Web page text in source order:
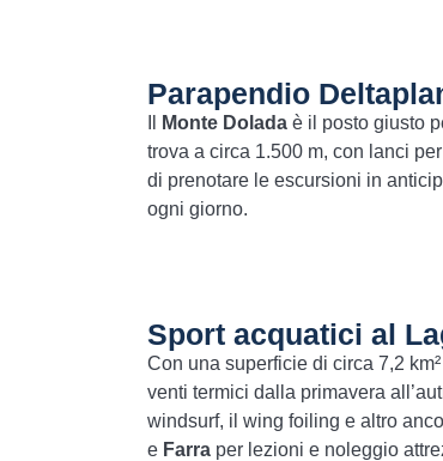
Parapendio
Monte Doladaè il posto giusto
trova a circa 1.500 m, con lanci
di prenotare le escursioni in
ogni giorno.
Sport acquatici al
Con una superficie di circa 7,2
venti termici dalla primavera
windsurf, il wing foiling e altro
e Farraper lezioni e noleggio